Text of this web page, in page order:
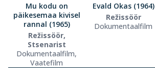
Mu kodu on
päikesemaa kivisel
rannal (1965)
Režissöör,
Stsenarist
Dokumentaalfilm,
Vaatefilm
Evald Okas (1964)
Režissöör
Dokumentaalfilm